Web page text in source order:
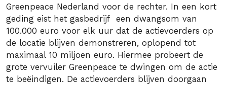
Greenpeace Nederland voor de rechter. In een kort
geding eist het gasbedrijf een dwangsom van
100.000 euro voor elk uur dat de actievoerders op
de locatie blijven demonstreren, oplopend tot
maximaal 10 miljoen euro. Hiermee probeert de
grote vervuiler Greenpeace te dwingen om de actie
te beëindigen. De actievoerders blijven doorgaan